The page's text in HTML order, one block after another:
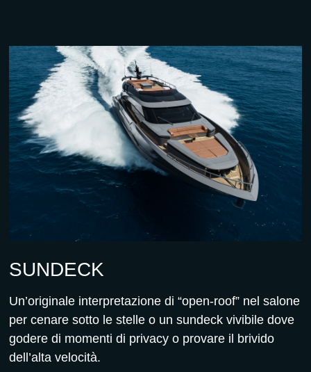
SUNDECK
Un’originale interpretazione di “open-roof” nel salone
per cenare sotto le stelle o un sundeck vivibile dove
godere di momenti di privacy o provare il brivido
dell’alta velocità.